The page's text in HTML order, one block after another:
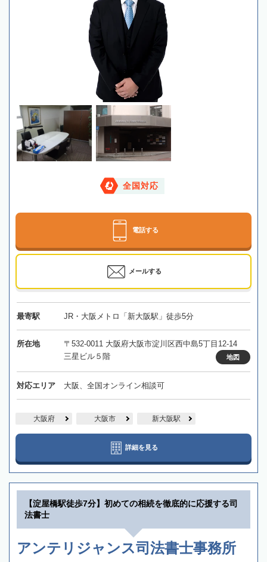
全国対応
電話する
メールする
最寄駅 JR・大阪メトロ「新大阪駅」徒歩5分
所在地
〒532-0011 大阪府大阪市淀川区西中島5丁目12-14
三星ビル５階
地図
対応エリア 大阪、全国オンライン相談可
大阪府 大阪市 新大阪駅
詳細を見る
【淀屋橋駅徒歩7分】初めての相続を徹底的に応援する司
法書士
アンテリジャンス司法書士事務所